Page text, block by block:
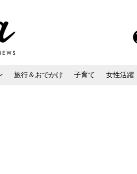
旅行＆おでかけ 子育て 女性活躍